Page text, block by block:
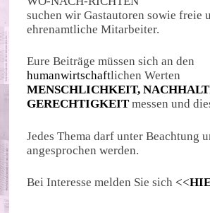
suchen wir Gastautoren sowie freie
ehrenamtliche Mitarbeiter.
Eure Beiträge müssen sich an den
humanwirtschaftlichen Werten
MENSCHLICHKEIT,
GERECHTIGKEIT messen und
Jedes Thema darf unter Beachtung
angesprochen werden.
Bei Interesse melden Sie sich <<